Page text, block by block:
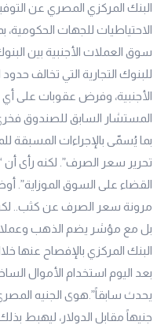
البنك المركزي المصري عن
الاحتياطيات للجهات
سوق العملات الأجنبية بين
للبنوك التجارية التي تخالف
الأجنبية، وفرض عقوبات على
المستشار السابق للصندوق
بما يُسمّى بالإجراءات المسبقة
تحرير سعر الصرف”. لكنه رأى أن
القضاء على السوق الموزاية”.
مرونة سعر الصرف عن كثب.. لكن
بل مع مؤشر يضم الذهب
البنك المركزي بالإفصاح عنها
بعد اليوم استخدام الأموال